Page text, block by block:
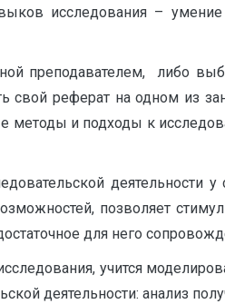
исследования – умение
преподавателем, либо
свой реферат на одном из
методы и подходы к
деятельности
позволяет
для него
учится
деятельности: анализ